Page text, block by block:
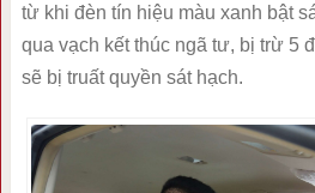
từ khi đèn tín hiệu màu xanh bật
qua vạch kết thúc ngã tư, bị trừ 5
sẽ bị truất quyền sát hạch.